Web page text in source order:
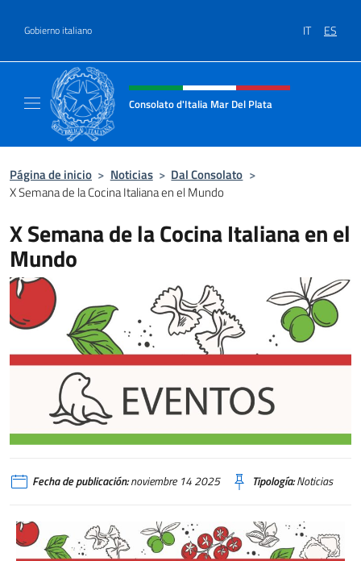
Gobierno italiano IT ES
Encabezado del sitio web,
Consolato d'Italia Mar Del Plata
Página de inicio > Noticias > Dal Consolato >
X Semana de la Cocina Italiana en el Mundo
X Semana de la Cocina Italiana en el
Mundo
Fecha de publicación:noviembre 14 2025 Tipología:Noticias